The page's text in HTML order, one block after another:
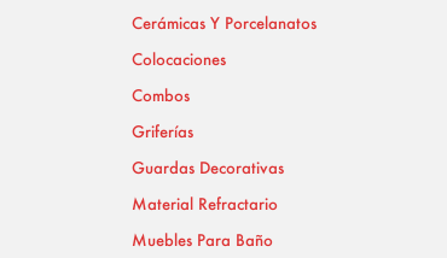
Cerámicas Y Porcelanatos
Colocaciones
Combos
Griferías
Guardas Decorativas
Material Refractario
Muebles Para Baño